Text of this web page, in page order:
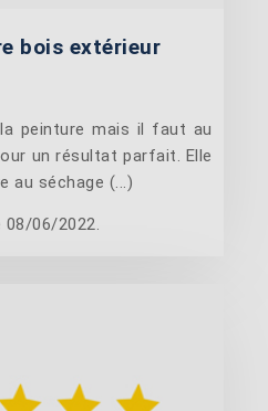
bois extérieur
peinture mais il faut au
un résultat parfait. Elle
au séchage (...)
08/06/2022.